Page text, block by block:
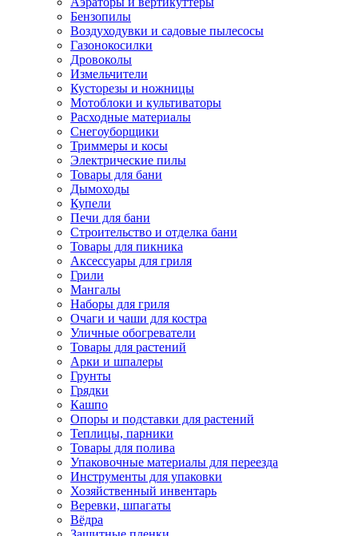
Бензопилы
Воздуходувки и садовые пылесосы
Газонокосилки
Дровоколы
Измельчители
Кусторезы и ножницы
Мотоблоки и культиваторы
Расходные материалы
Снегоуборщики
Триммеры и косы
Электрические пилы
Товары для бани
Дымоходы
Купели
Печи для бани
Строительство и отделка бани
Товары для пикника
Аксессуары для гриля
Грили
Мангалы
Наборы для гриля
Очаги и чаши для костра
Уличные обогреватели
Товары для растений
Арки и шпалеры
Грунты
Грядки
Кашпо
Опоры и подставки для растений
Теплицы, парники
Товары для полива
Упаковочные материалы для переезда
Инструменты для упаковки
Хозяйственный инвентарь
Веревки, шпагаты
Вёдра